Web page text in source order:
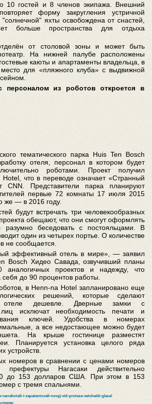
10 гостей и 8 членов экипажа. Внешний
форму закругления устричной
яхты освобождена от снастей,
больше пространства для отдыха
от столовой зоны и может быть
На нижней палубе расположены
каюты и апартаменты владельца, в
для «пляжного клуба» с выдвижной
из роботов откроется в
тематического парка Huis Ten Bosch
отеля, персонал в котором будет
роботами. Проект получил
Hotel, что в переводе означает «Странный
CNN. Представители парка планируют
первые 72 комнаты 17 июля 2015
же — в 2016 году.
будут встречать три человекообразных
обещают, что они смогут оформлять
беседовать с постояльцами. В
один из четырех портье. О количестве
не сообщается.
эффективный отель в мире», — заявил
Bosch Хидео Савада, озвучивший планы
аналогичных проектов и надежду, что
себя до 90 процентов работы.
в Henn-na Hotel запланировано еще
решений, которые сделают
отеле дешевле. Дверные замки с
исключат необходимость печати и
ключей. Удобства в номерах
а все недостающее можно будет
На крыше гостинице разместят
Планируется установка целого ряда
устройств.
номеров в сравнении с ценами номеров
префектуры Нагасаки действительно
до 153 долларов США. При этом в 153
с тремя спальнями.
razrabotali-i-zapatentovali-novyj-vid-proteza-setchatki-glaza/